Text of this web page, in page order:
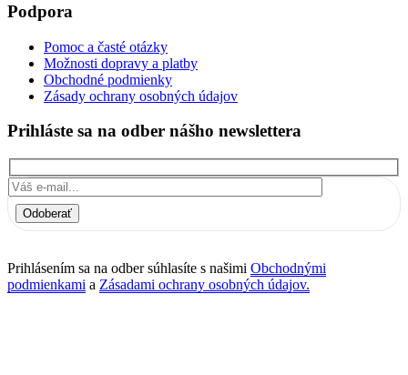
Podpora
Pomoc a časté otázky
Možnosti dopravy a platby
Obchodné podmienky
Zásady ochrany osobných údajov
Prihláste sa na odber nášho newslettera
Odoberať
Prihlásením sa na odber súhlasíte s našimi Obchodnými
podmienkami a Zásadami ochrany osobných údajov.